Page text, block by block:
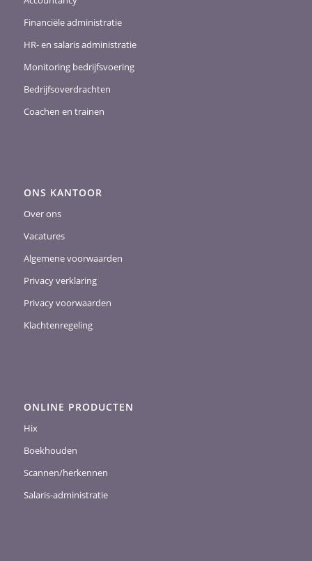
Financiële administratie
HR- en salaris administratie
Monitoring bedrijfsvoering
Bedrijfsoverdrachten
Coachen en trainen
ONS KANTOOR
Over ons
Vacatures
Algemene voorwaarden
Privacy verklaring
Privacy voorwaarden
Klachtenregeling
ONLINE PRODUCTEN
Hix
Boekhouden
Scannen/herkennen
Salaris-administratie